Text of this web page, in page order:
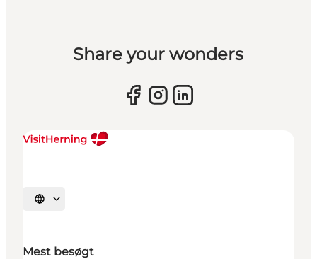
Share your wonders
Vælg sprog
Mest besøgt